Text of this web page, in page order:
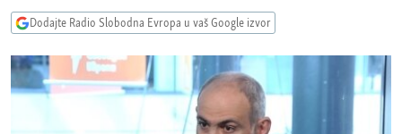
pretragu
INFOGRAFIKE
RAT U UKRAJINI
KINA NA BALKANU
RSE PRIČE IZ SVIJETA
Dodajte Radio Slobodna Evropa u vaš Google izvor